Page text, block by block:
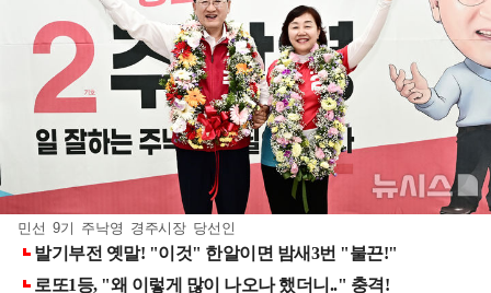
민선 9기 주낙영 경주시장 당선인